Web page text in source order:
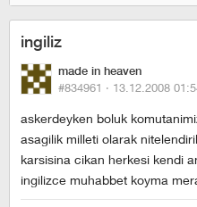
ingiliz
made in heaven
#834961 · 13.12.2008
askerdeyken boluk
asagilik milleti olarak
karsisina cikan herkesi kendi
ingilizce muhabbet koyma